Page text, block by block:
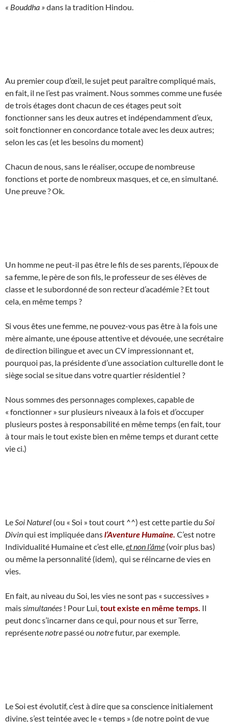
« Bouddha » dans la tradition Hindou.
Au premier coup d’œil, le sujet peut paraître compliqué mais,
en fait, il ne l’est pas vraiment. Nous sommes comme une fusée
de trois étages dont chacun de ces étages peut soit
fonctionner sans les deux autres et indépendamment d’eux,
soit fonctionner en concordance totale avec les deux autres;
selon les cas (et les besoins du moment)
Chacun de nous, sans le réaliser, occupe de nombreuse
fonctions et porte de nombreux masques, et ce, en simultané.
Une preuve ? Ok.
Un homme ne peut-il pas être le fils de ses parents, l’époux de
sa femme, le père de son fils, le professeur de ses élèves de
classe et le subordonné de son recteur d’académie ? Et tout
cela, en même temps ?
Si vous êtes une femme, ne pouvez-vous pas être à la fois une
mère aimante, une épouse attentive et dévouée, une secrétaire
de direction bilingue et avec un CV impressionnant et,
pourquoi pas, la présidente d’une association culturelle dont le
siège social se situe dans votre quartier résidentiel ?
Nous sommes des personnages complexes, capable de
« fonctionner » sur plusieurs niveaux à la fois et d’occuper
plusieurs postes à responsabilité en même temps (en fait, tour
à tour mais le tout existe bien en même temps et durant cette
vie ci.)
Le Soi Naturel (ou « Soi » tout court ^^) est cette partie du Soi
Divinqui est impliquée dansl’Aventure Humaine. C’est notre
Individualité Humaine et c’est elle, et non l’âme (voir plus bas)
ou même la personnalité (idem), qui se réincarne de vies en
vies.
En fait, au niveau du Soi, les vies ne sont pas « successives »
mais simultanées ! Pour Lui, tout existe en même temps. Il
peut donc s’incarner dans ce qui, pour nous et sur Terre,
représentenotre passé ou notrefutur, par exemple.
Le Soi est évolutif, c’est à dire que sa conscience initialement
divine, s’est teintée avec le « temps » (de notre point de vue